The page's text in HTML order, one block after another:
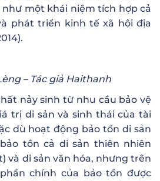
một khái niệm tích hợp cả
phát triển kinh tế xã hội địa
– Tác giả Haithanh
nảy sinh từ nhu cầu bảo vệ
trị di sản và sinh thái của tài
dù hoạt động bảo tồn di sản
tồn cả di sản thiên nhiên
và di sản văn hóa, nhưng trên
chính của bảo tồn được